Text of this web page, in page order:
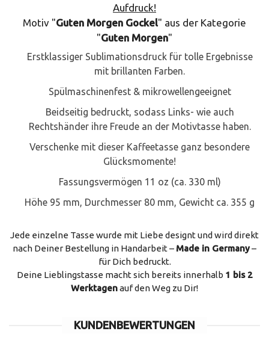
Aufdruck!
Motiv "Guten Morgen Gockel" aus der Kategorie
"Guten Morgen"
Erstklassiger Sublimationsdruck für tolle Ergebnisse
mit brillanten Farben.
Spülmaschinenfest & mikrowellengeeignet
Beidseitig bedruckt, sodass Links- wie auch
Rechtshänder ihre Freude an der Motivtasse haben.
Verschenke mit dieser Kaffeetasse ganz besondere
Glücksmomente!
Fassungsvermögen 11 oz (ca. 330 ml)
Höhe 95 mm, Durchmesser 80 mm, Gewicht ca. 355 g
Jede einzelne Tasse wurde mit Liebe designt und wird direkt
nach Deiner Bestellung in Handarbeit – Made in Germany–
für Dich bedruckt.
Deine Lieblingstasse macht sich bereits innerhalb 1 bis 2
Werktagenauf den Weg zu Dir!
KUNDENBEWERTUNGEN